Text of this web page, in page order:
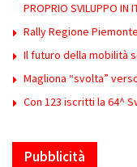
PROPRIO SVILUPPO IN
Rally Regione
Il futuro della mobilità
Magliona “svolta”
Con 123 iscritti la 64^
Pubblicità